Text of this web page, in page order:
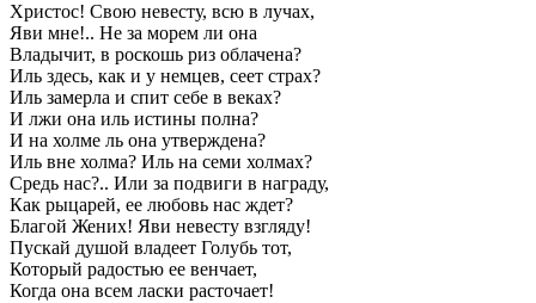
Христос! Свою невесту, всю в лучах,
Яви мне!.. Не за морем ли она
Владычит, в роскошь риз облачена?
Иль здесь, как и у немцев, сеет страх?
Иль замерла и спит себе в веках?
И лжи она иль истины полна?
И на холме ль она утверждена?
Иль вне холма? Иль на семи холмах?
Средь нас?.. Или за подвиги в награду,
Как рыцарей, ее любовь нас ждет?
Благой Жених! Яви невесту взгляду!
Пускай душой владеет Голубь тот,
Который радостью ее венчает,
Когда она всем ласки расточает!